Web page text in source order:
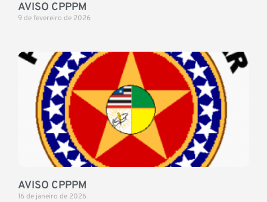
AVISO CPPPM
9 de fevereiro de 2026
AVISO CPPPM
16 de janeiro de 2026